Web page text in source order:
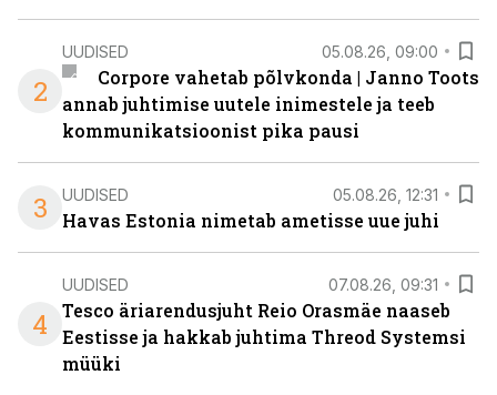
2
UUDISED 05.08.26, 09:00
Corpore vahetab põlvkonda | Janno Toots
annab juhtimise uutele inimestele ja teeb
kommunikatsioonist pika pausi
3 UUDISED 05.08.26, 12:31
Havas Estonia nimetab ametisse uue juhi
4
UUDISED 07.08.26, 09:31
Tesco äriarendusjuht Reio Orasmäe naaseb
Eestisse ja hakkab juhtima Threod Systemsi
müüki